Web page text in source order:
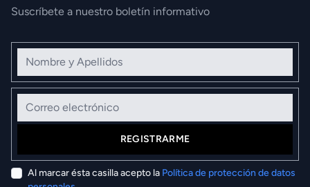
Suscríbete a nuestro boletín informativo
Nombre y Apellidos
Correo electrónico
REGISTRARME
Al marcar ésta casilla acepto la Política de protección de datos